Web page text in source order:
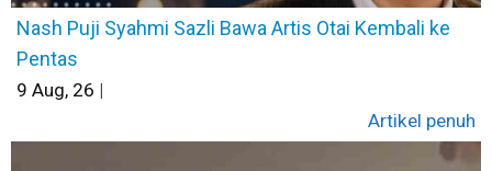
Nash Puji Syahmi Sazli Bawa Artis Otai Kembali ke
Pentas
9 Aug, 26 |
Artikel penuh